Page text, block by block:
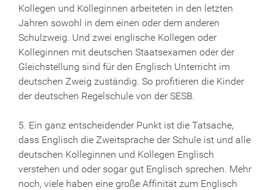
Kollegen und Kolleginnen arbeiteten in den letzten
Jahren sowohl in dem einen oder dem anderen
Schulzweig. Und zwei englische Kollegen oder
Kolleginnen mit deutschen Staatsexamen oder der
Gleichstellung sind für den Englisch Unterricht im
deutschen Zweig zuständig. So profitieren die Kinder
der deutschen Regelschule von der SESB.
5. Ein ganz entscheidender Punkt ist die Tatsache,
dass Englisch die Zweitsprache der Schule ist und alle
deutschen Kolleginnen und Kollegen Englisch
verstehen und oder sogar gut Englisch sprechen. Mehr
noch, viele haben eine große Affinität zum Englisch